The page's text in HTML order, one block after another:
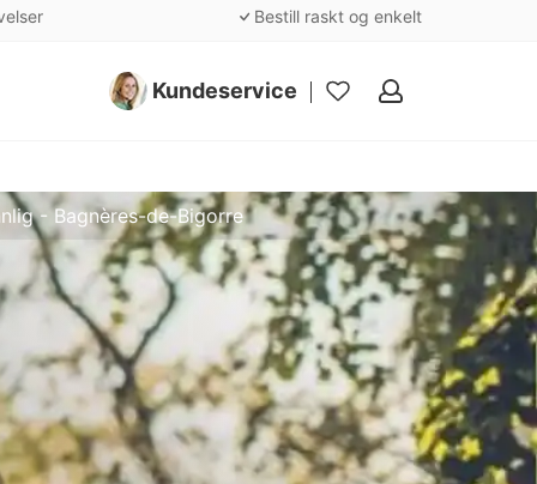
Bestill raskt og enkelt
Kundeservice
Mine
- Bagnères-de-Bigorre